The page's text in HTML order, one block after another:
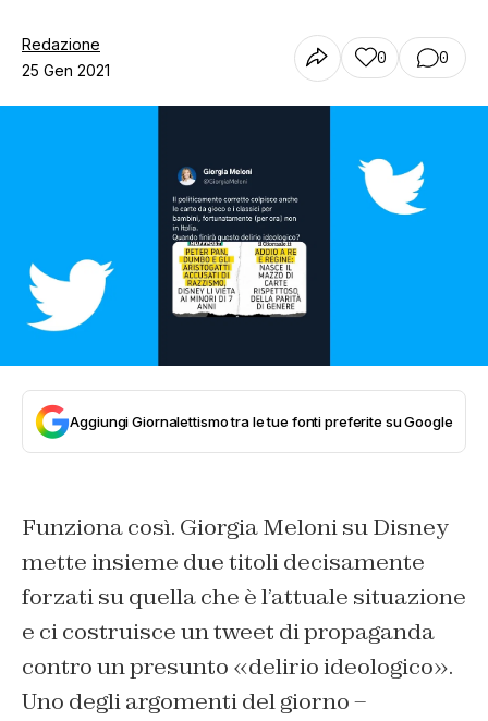
Redazione
25 Gen 2021
0 0
Aggiungi Giornalettismo tra le tue fonti preferite su Google
Funziona così. Giorgia Meloni su Disney
mette insieme due titoli decisamente
forzati su quella che è l’attuale situazione
e ci costruisce un tweet di propaganda
contro un presunto «delirio ideologico».
Uno degli argomenti del giorno –